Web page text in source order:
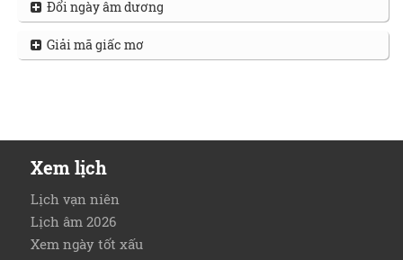
Đổi ngày âm dương
Giải mã giấc mơ
Xem lịch
Lịch vạn niên
Lịch âm 2026
Xem ngày tốt xấu